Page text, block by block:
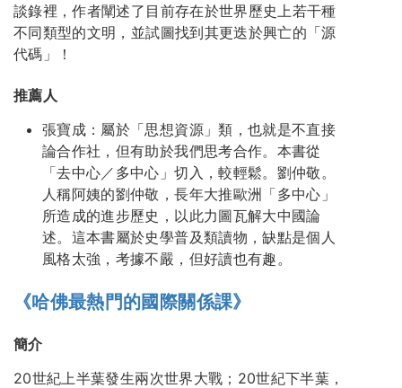
談錄裡，作者闡述了目前存在於世界歷史上若干種
不同類型的文明，並試圖找到其更迭於興亡的「源
代碼」！
推薦人
張寶成：屬於「思想資源」類，也就是不直接
論合作社，但有助於我們思考合作。本書從
「去中心／多中心」切入，較輕鬆。劉仲敬。
人稱阿姨的劉仲敬，長年大推歐洲「多中心」
所造成的進步歷史，以此力圖瓦解大中國論
述。這本書屬於史學普及類讀物，缺點是個人
風格太強，考據不嚴，但好讀也有趣。
《哈佛最熱門的國際關係課》
簡介
20世紀上半葉發生兩次世界大戰；20世紀下半葉，